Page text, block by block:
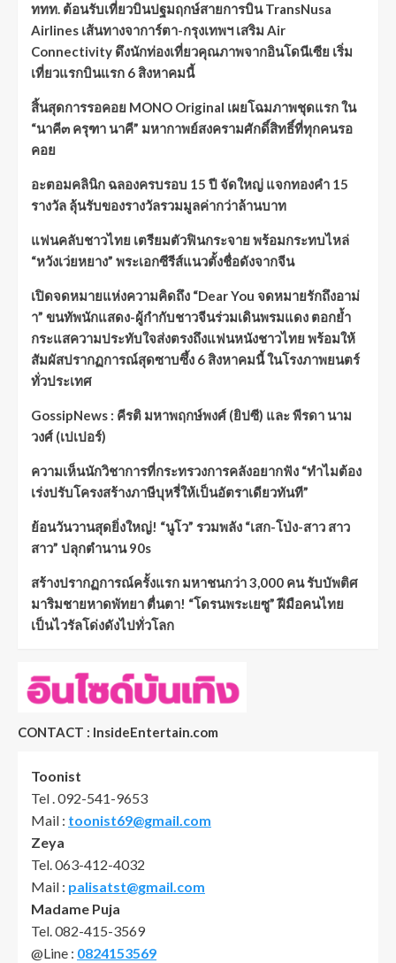
ททท. ต้อนรับเที่ยวบินปฐมฤกษ์สายการบิน TransNusa
Airlines เส้นทางจาการ์ตา-กรุงเทพฯ เสริม Air
Connectivity ดึงนักท่องเที่ยวคุณภาพจากอินโดนีเซีย เริ่ม
เที่ยวแรกบินแรก 6 สิงหาคมนี้
สิ้นสุดการรอคอย MONO Original เผยโฉมภาพชุดแรก ใน
“นาคี๓ ครุฑา นาคี” มหากาพย์สงครามศักดิ์สิทธิ์ที่ทุกคนรอ
คอย
อะตอมคลินิก ฉลองครบรอบ 15 ปี จัดใหญ่ แจกทองคำ 15
รางวัล ลุ้นรับของรางวัลรวมมูลค่ากว่าล้านบาท
แฟนคลับชาวไทย เตรียมตัวฟินกระจาย พร้อมกระทบไหล่
“หวังเว่ยหยาง” พระเอกซีรีส์แนวตั้งชื่อดังจากจีน
เปิดจดหมายแห่งความคิดถึง “Dear You จดหมายรักถึงอาม่
า” ขนทัพนักแสดง-ผู้กำกับชาวจีนร่วมเดินพรมแดง ตอกย้ำ
กระแสความประทับใจส่งตรงถึงแฟนหนังชาวไทย พร้อมให้
สัมผัสปรากฏการณ์สุดซาบซึ้ง 6 สิงหาคมนี้ ในโรงภาพยนตร์
ทั่วประเทศ
GossipNews : คีรติ มหาพฤกษ์พงศ์ (ยิปซี) และ พีรดา นาม
วงศ์ (เปเปอร์)
ความเห็นนักวิชาการที่กระทรวงการคลังอยากฟัง “ทำไมต้อง
เร่งปรับโครงสร้างภาษีบุหรี่ให้เป็นอัตราเดียวทันที”
ย้อนวันวานสุดยิ่งใหญ่! “นูโว” รวมพลัง “เสก-โป่ง-สาว สาว
สาว” ปลุกตำนาน 90s
สร้างปรากฏการณ์ครั้งแรก มหาชนกว่า 3,000 คน รับบัพติศ
มาริมชายหาดพัทยา ตื่นตา! “โดรนพระเยซู” ฝีมือคนไทย
เป็นไวรัลโด่งดังไปทั่วโลก
CONTACT : InsideEntertain.com
Toonist
Tel . 092-541-9653
Mail : toonist69@gmail.com
Zeya
Tel. 063-412-4032
Mail : palisatst@gmail.com
Madame Puja
Tel. 082-415-3569
@Line : 0824153569